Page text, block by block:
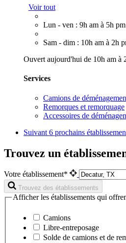
Voir tout
Lun - ven : 9h am à 5h pm
Sam - dim : 10h am à 2h
Ouvert aujourd'hui de 10h am à
Services
Camions de
Remorques et remorquage
Accessoires de
Suivant 6 prochains
Trouvez un
Votre établissement*
Trouvez des établissements
Afficher les établissements qui
Camions
Libre-entreposage
Solde de camions et de